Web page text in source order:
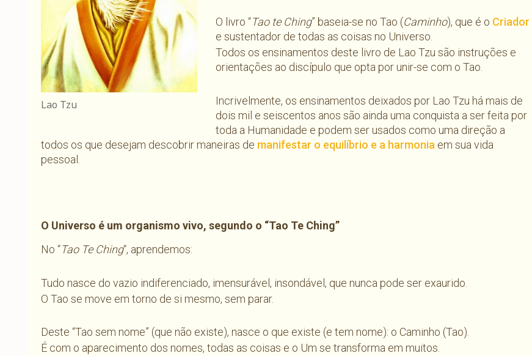
Lao Tzu
O livro “Tao te Ching” baseia-se no Tao (Caminho), que é o Criador
e sustentador de todas as coisas no Universo.
Todos os ensinamentos deste livro de Lao Tzu são instruções e
orientações ao discípulo que opta por unir-se com o Tao.
Incrivelmente, os ensinamentos deixados por Lao Tzu há mais de
dois mil e seiscentos anos são ainda uma conquista a ser feita por
toda a Humanidade e podem ser usados como uma direção a
todos os que desejam descobrir maneiras de manifestar o equilíbrio e a harmonia em sua vida
pessoal.
O Universo é um organismo vivo, segundo o “Tao Te Ching”
No “Tao Te Ching“, aprendemos:
Tudo nasce do vazio indiferenciado, imensurável, insondável, que nunca pode ser exaurido.
O Tao se move em torno de si mesmo, sem parar.
Deste “Tao sem nome” (que não existe), nasce o que existe (e tem nome): o Caminho (Tao).
É com o aparecimento dos nomes, todas as coisas e o Um se transforma em muitos.